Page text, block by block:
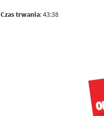
Czas trwania: 43:38